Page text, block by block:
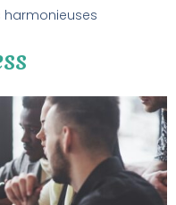
harmonieuses